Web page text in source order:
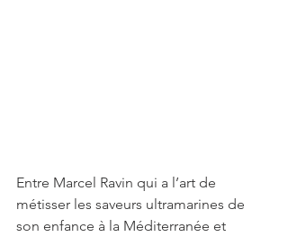
Entre Marcel Ravin qui a l’art de
métisser les saveurs ultramarines de
son enfance à la Méditerranée et